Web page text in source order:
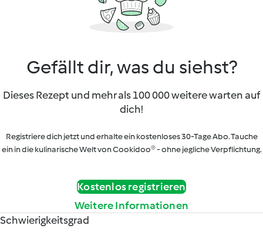
Gefällt dir, was du siehst?
Dieses Rezept und mehr als 100 000 weitere warten auf
dich!
Registriere dich jetzt und erhalte ein kostenloses 30-Tage Abo. Tauche
ein in die kulinarische Welt von Cookidoo® - ohne jegliche Verpflichtung.
Kostenlos registrieren
Weitere Informationen
Schwierigkeitsgrad